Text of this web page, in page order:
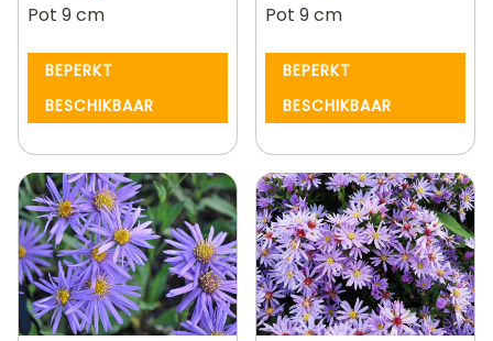
Pot 9 cm
BEPERKT
BESCHIKBAAR
Pot 9 cm
BEPERKT
BESCHIKBAAR